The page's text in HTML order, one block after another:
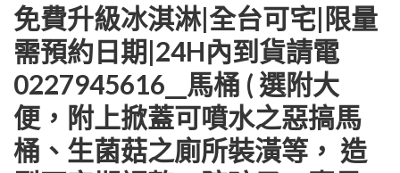
免費升級冰淇淋|全台可宅|限量
需預約日期|24H內到貨請電
0227945616__馬桶 ( 選附大
便，附上掀蓋可噴水之惡搞馬
桶、生菌菇之廁所裝潢等， 造